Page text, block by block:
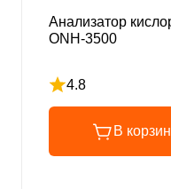
Анализатор
ONH-3500
4.8
Рейтинг 4.8 из 5
В